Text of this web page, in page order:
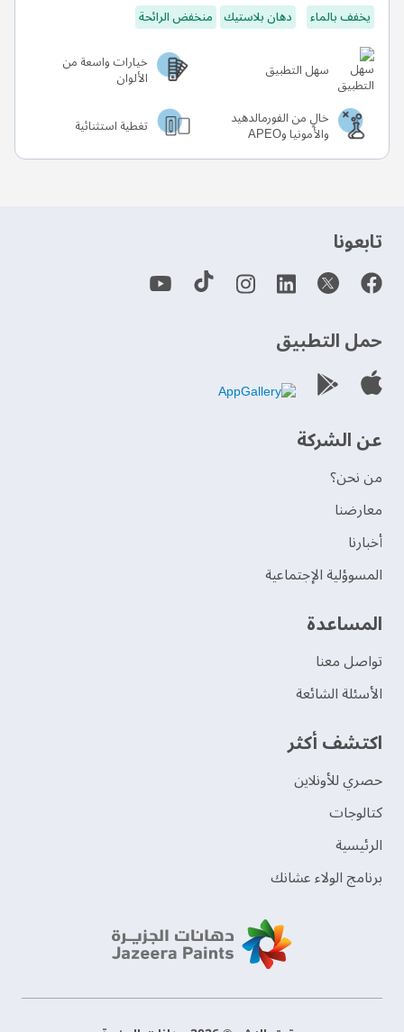
يخفف بالماء
دهان بلاستيك منخفض الرائحة
سهل التطبيق خيارات واسعة من
الألوان
خالٍ من الفورمالدهيد
والأمونيا وAPEO تغطية استثنائية
‫تابعونا‬
حمل التطبيق
عن الشركة
من نحن؟
‫معارضنا‬
‫أخبارنا‬
المسوؤلية الإجتماعية
‫المساعدة‬
تواصل معنا
الأسئلة الشائعة
اكتشف أكثر
حصري للأونلاين
‫كتالوجات‬
الرئيسية
برنامج الولاء عشانك